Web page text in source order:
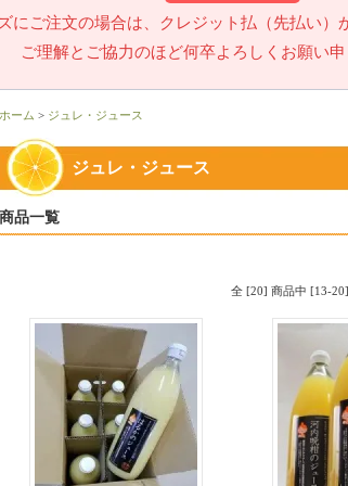
にご注文の場合は、クレジット払（先払い）
ご理解とご協力のほど何卒よろしくお願い申
ホーム > ジュレ・ジュース
ジュレ・ジュース
商品一覧
全 [20] 商品中 [13-20